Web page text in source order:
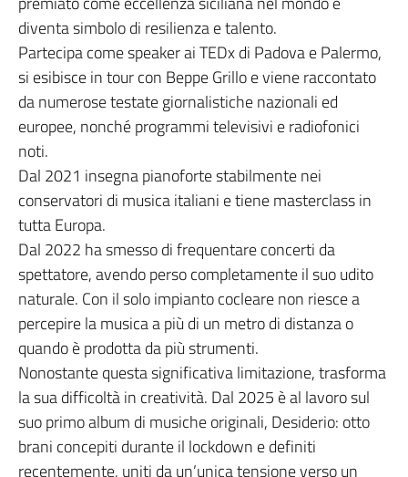
diventa simbolo di resilienza e talento.
Partecipa come speaker ai TEDx di Padova e Palermo,
si esibisce in tour con Beppe Grillo e viene raccontato
da numerose testate giornalistiche nazionali ed
europee, nonché programmi televisivi e radiofonici
noti.
Dal 2021 insegna pianoforte stabilmente nei
conservatori di musica italiani e tiene masterclass in
tutta Europa.
Dal 2022 ha smesso di frequentare concerti da
spettatore, avendo perso completamente il suo udito
naturale. Con il solo impianto cocleare non riesce a
percepire la musica a più di un metro di distanza o
quando è prodotta da più strumenti.
Nonostante questa significativa limitazione, trasforma
la sua difficoltà in creatività. Dal 2025 è al lavoro sul
suo primo album di musiche originali, Desiderio: otto
brani concepiti durante il lockdown e definiti
recentemente, uniti da un’unica tensione verso un